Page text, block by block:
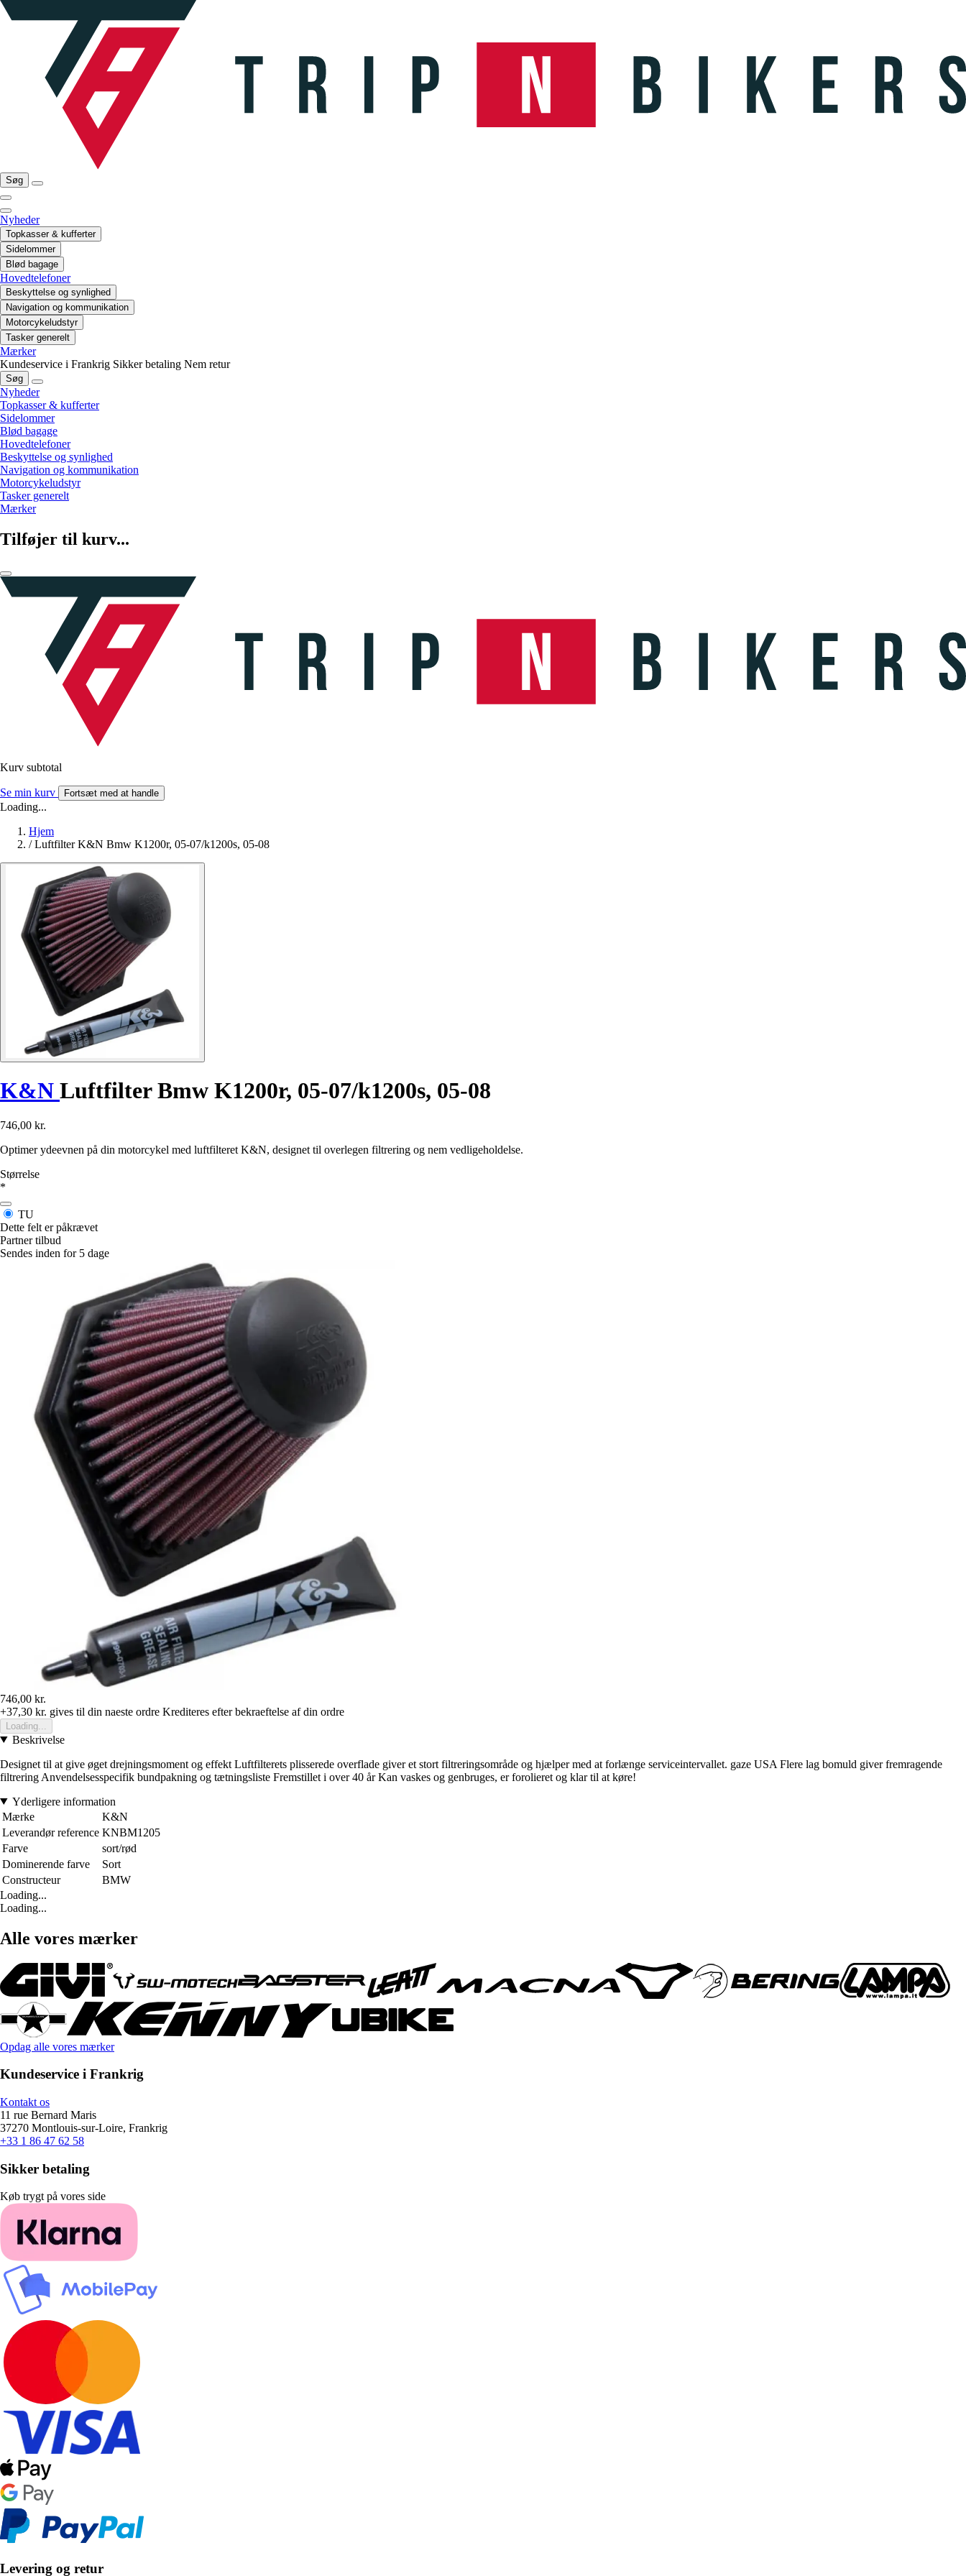
Søg
Nyheder
Topkasser & kufferter
Sidelommer
Blød bagage
Hovedtelefoner
Beskyttelse og synlighed
Navigation og kommunikation
Motorcykeludstyr
Tasker generelt
Mærker
Kundeservice i Frankrig Sikker betaling Nem retur
Søg
Nyheder
Topkasser & kufferter
Sidelommer
Blød bagage
Hovedtelefoner
Beskyttelse og synlighed
Navigation og kommunikation
Motorcykeludstyr
Tasker generelt
Mærker
Tilføjer til kurv...
Kurv subtotal
Se min kurv Fortsæt med at handle
Loading...
Hjem
/ Luftfilter K&N Bmw K1200r, 05-07/k1200s, 05-08
K&N Luftfilter Bmw K1200r, 05-07/k1200s, 05-08
746,00 kr.
Optimer ydeevnen på din motorcykel med luftfilteret K&N, designet til overlegen filtrering og nem vedligeholdelse.
Størrelse
*
TU
Dette felt er påkrævet
Partner tilbud
Sendes inden for 5 dage
746,00 kr.
+37,30 kr. gives til din naeste ordre Krediteres efter bekraeftelse af din ordre
Loading...
Beskrivelse
Designet til at give øget drejningsmoment og effekt Luftfilterets plisserede overflade giver et stort filtreringsområde og hjælper med at forlænge serviceintervallet. gaze USA Flere lag bomuld giver fremragende
filtrering Anvendelsesspecifik bundpakning og tætningsliste Fremstillet i over 40 år Kan vaskes og genbruges, er forolieret og klar til at køre!
Yderligere information
Mærke
K&N
Leverandør reference KNBM1205
Farve
sort/rød
Dominerende farve
Sort
Constructeur
BMW
Loading...
Loading...
Alle vores mærker
Opdag alle vores mærker
Kundeservice i Frankrig
Kontakt os
11 rue Bernard Maris
37270 Montlouis-sur-Loire, Frankrig
+33 1 86 47 62 58
Sikker betaling
Køb trygt på vores side
Levering og retur